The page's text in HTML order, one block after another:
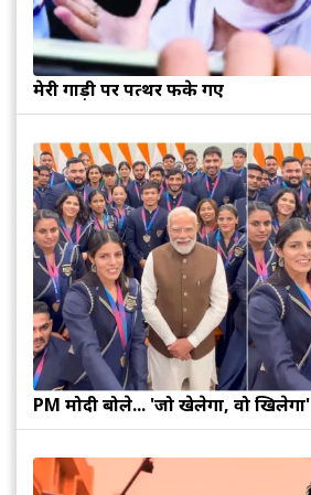
मेरी गाड़ी पर पत्थर फेंके गए
PM मोदी बोले... 'जो खेलेगा, वो खिलेगा'